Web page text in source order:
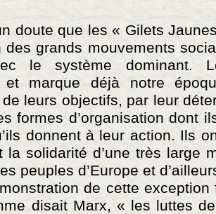
doute que les « Gilets
des grands mouvements
le système dominant.
et marque déjà notre
leurs objectifs, par leur
formes d’organisation dont
donnent à leur action. Ils
la solidarité d’une très large
peuples d’Europe et
de cette exception
disait Marx, « les luttes